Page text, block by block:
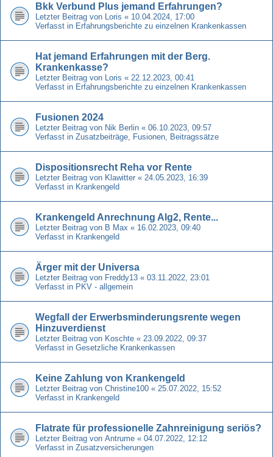
Bkk Verbund Plus jemand Erfahrungen?
Letzter Beitrag von Loris « 10.04.2024, 17:00
Verfasst in Erfahrungsberichte zu einzelnen Krankenkassen
Hat jemand Erfahrungen mit der Berg.
Krankenkasse?
Letzter Beitrag von Loris « 22.12.2023, 00:41
Verfasst in Erfahrungsberichte zu einzelnen Krankenkassen
Fusionen 2024
Letzter Beitrag von Nik Berlin « 06.10.2023, 09:57
Verfasst in Zusatzbeiträge, Fusionen, Beitragssätze
Dispositionsrecht Reha vor Rente
Letzter Beitrag von Klawitter « 24.05.2023, 16:39
Verfasst in Krankengeld
Krankengeld Anrechnung Alg2, Rente...
Letzter Beitrag von B Max « 16.02.2023, 09:40
Verfasst in Krankengeld
Ärger mit der Universa
Letzter Beitrag von Freddy13 « 03.11.2022, 23:01
Verfasst in PKV - allgemein
Wegfall der Erwerbsminderungsrente wegen
Hinzuverdienst
Letzter Beitrag von Koschte « 23.09.2022, 09:37
Verfasst in Gesetzliche Krankenkassen
Keine Zahlung von Krankengeld
Letzter Beitrag von Christine100 « 25.07.2022, 15:52
Verfasst in Krankengeld
Flatrate für professionelle Zahnreinigung seriös?
Letzter Beitrag von Antrume « 04.07.2022, 12:12
Verfasst in Zusatzversicherungen